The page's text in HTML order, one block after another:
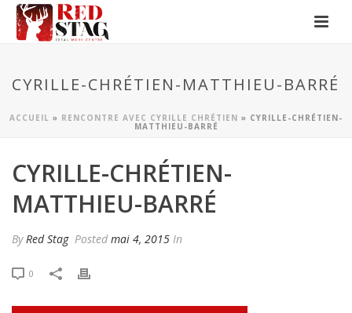
CYRILLE-CHRÉTIEN-MATTHIEU-BARRÉ
ACCUEIL » RENCONTRE AVEC CYRILLE CHRÉTIEN » CYRILLE-CHRÉTIEN-
MATTHIEU-BARRÉ
CYRILLE-CHRÉTIEN-
MATTHIEU-BARRÉ
ByRed Stag Posted mai 4, 2015 In
0